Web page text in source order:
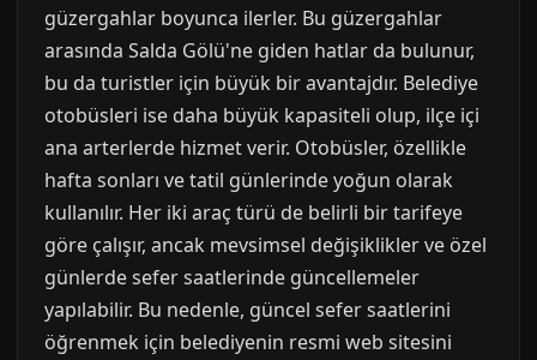
güzergahlar boyunca ilerler. Bu güzergahlar
arasında Salda Gölü'ne giden hatlar da bulunur,
bu da turistler için büyük bir avantajdır. Belediye
otobüsleri ise daha büyük kapasiteli olup, ilçe içi
ana arterlerde hizmet verir. Otobüsler, özellikle
hafta sonları ve tatil günlerinde yoğun olarak
kullanılır. Her iki araç türü de belirli bir tarifeye
göre çalışır, ancak mevsimsel değişiklikler ve özel
günlerde sefer saatlerinde güncellemeler
yapılabilir. Bu nedenle, güncel sefer saatlerini
öğrenmek için belediyenin resmi web sitesini